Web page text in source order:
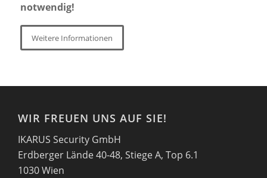
notwendig!
Weitere Informationen
WIR FREUEN UNS AUF SIE!
IKARUS Security GmbH
Erdberger Lände 40-48, Stiege A, Top 6.1
1030 Wien